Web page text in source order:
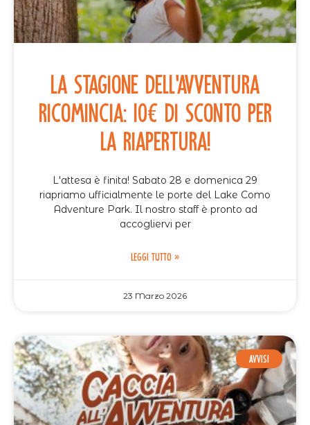
La stagione dell'avventura
ricomincia: 10€ di sconto per
la riapertura!
L'attesa è finita! Sabato 28 e domenica 29
riapriamo ufficialmente le porte del Lake Como
Adventure Park. Il nostro staff è pronto ad
accogliervi per
LEGGI TUTTO »
23 Marzo 2026
AVVISI